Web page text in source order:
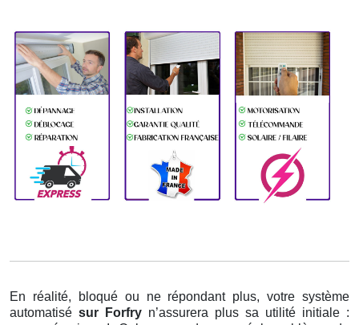
En réalité, bloqué ou ne répondant plus, votre système
automatisé sur Forfry n’assurera plus sa utilité initiale :